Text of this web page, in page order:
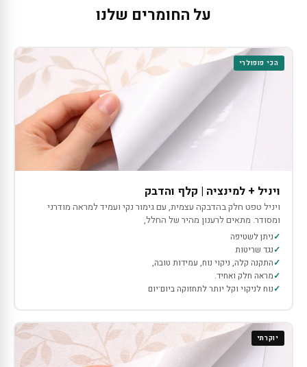
על החומרים שלנו
הכי פופולרי
ויניל + למינציה | קלף והדבק
ויניל טפט חלק בהדבקה עצמית, עם גימור נקי ועמיד למראה מודרני
ומסודר. מתאים לרענון מהיר של החלל,
ניתן לשטיפה
נגד שריטות
התקנה קלה, ניקוי נוח, עמידות טובה,
מראה חלק ואחיד.
נוח לניקוי וקל יותר לתחזוקה ביום־יום
יוקרתי